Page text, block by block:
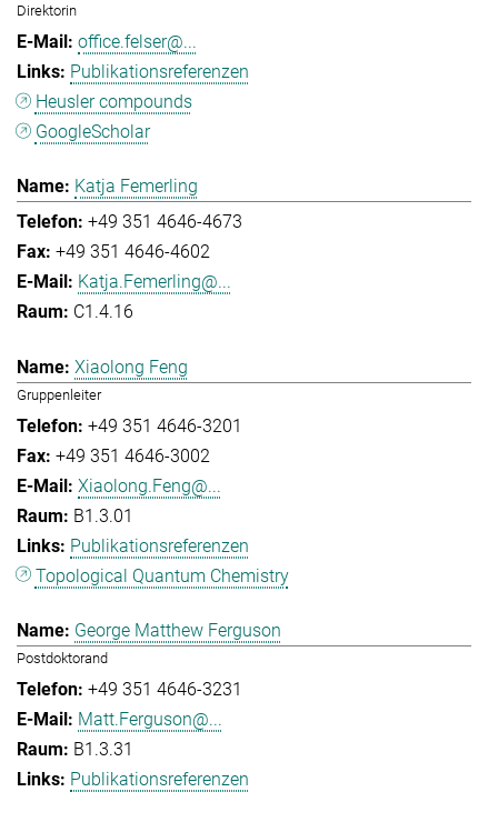
Direktorin
office.felser@...
Publikationsreferenzen
Heusler compounds
GoogleScholar
Katja Femerling
+49 351 4646-4673
+49 351 4646-4602
Katja.Femerling@...
C1.4.16
Xiaolong Feng
Gruppenleiter
+49 351 4646-3201
+49 351 4646-3002
Xiaolong.Feng@...
B1.3.01
Publikationsreferenzen
Topological Quantum Chemistry
George Matthew Ferguson
Postdoktorand
+49 351 4646-3231
Matt.Ferguson@...
B1.3.31
Publikationsreferenzen